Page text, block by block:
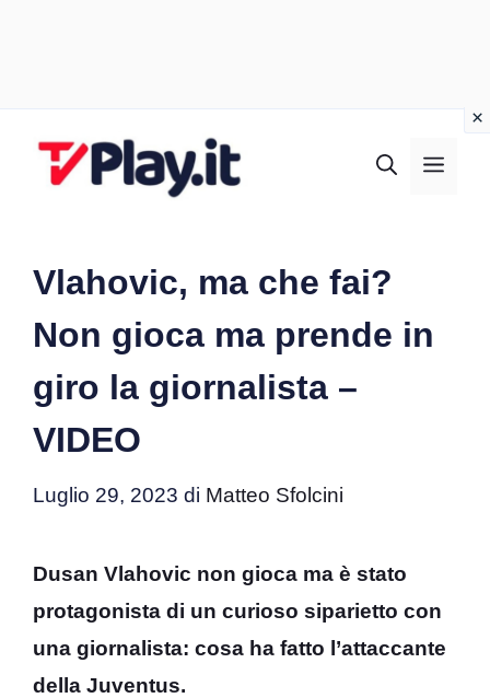
Vlahovic, ma che fai?
Non gioca ma prende in
giro la giornalista –
VIDEO
Luglio 29, 2023 di Matteo Sfolcini
Dusan Vlahovic non gioca ma è stato
protagonista di un curioso siparietto con
una giornalista: cosa ha fatto l’attaccante
della Juventus.